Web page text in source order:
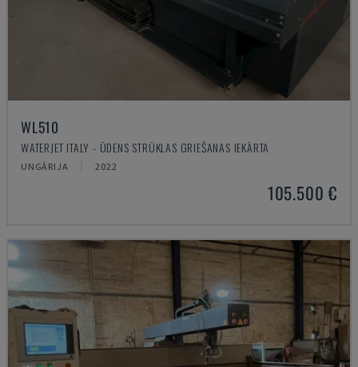
WL510
WATERJET ITALY - ŪDENS STRŪKLAS GRIEŠANAS IEKĀRTA
UNGĀRIJA 2022
105.500 €